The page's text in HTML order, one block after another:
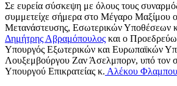
Σε ευρεία σύσκεψη με όλους τους
συμμετείχε σήμερα στο Μέγαρο Μαξίμου
Μετανάστευσης, Εσωτερικών Υποθέσεων
Δημήτρης Αβραμόπουλος και ο
Υπουργός Εξωτερικών και Ευρωπαϊκών
Λουξεμβούργου Ζαν Άσελμπορν, υπό τον
Υπουργού Επικρατείας κ. Αλέκου